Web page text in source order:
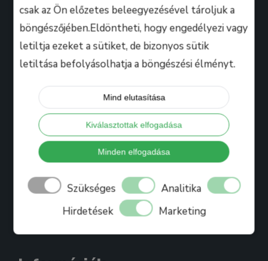
csak az Ön előzetes beleegyezésével tároljuk a
böngészőjében.Eldöntheti, hogy engedélyezi vagy
letiltja ezeket a sütiket, de bizonyos sütik
letiltása befolyásolhatja a böngészési élményt.
Mind elutasítása
Kiválasztottak elfogadása
Minden elfogadása
Szükséges
Analitika
Hirdetések
Marketing
Hasznos
Tanáraink
Bihari Mártonról
Referenciák
Ajándékkártya
Blog
Jelentkezés